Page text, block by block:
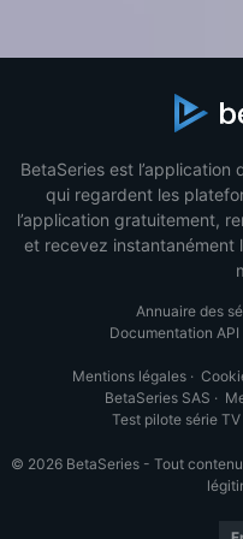
BetaSeries est
qui regardent les
l’application gratuitement,
et recevez instantanément
Annuaire des
Documentation API
Mentions légales ·
BetaSeries SAS ·
Test pilote série TV
© 2026 BetaSeries - Tout